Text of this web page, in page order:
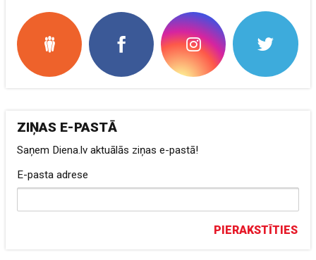
ZIŅAS E-PASTĀ
Saņem Diena.lv aktuālās ziņas e-pastā!
E-pasta adrese
PIERAKSTĪTIES